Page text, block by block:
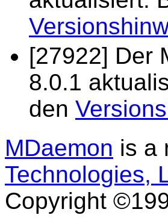
[27922] Der
8.0.1
den
MDaemon is a
Technologies,
Copyright